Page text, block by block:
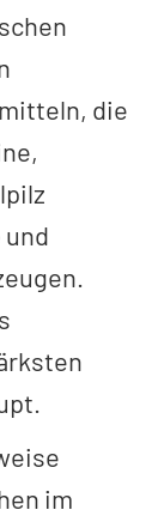
die
im